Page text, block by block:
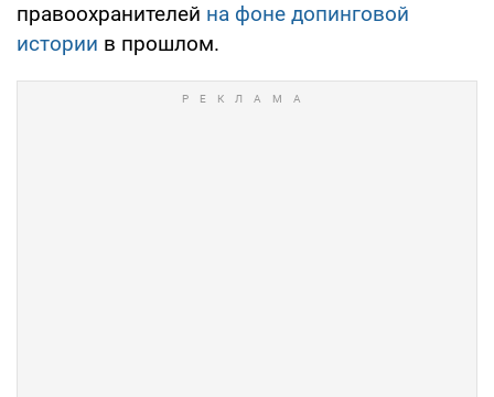
правоохранителей на фоне допинговой
истории в прошлом.